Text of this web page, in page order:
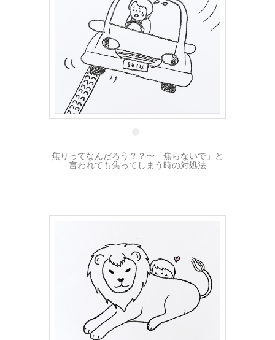
焦りってなんだろう？？〜「焦らないで」と
言われても焦ってしまう時の対処法